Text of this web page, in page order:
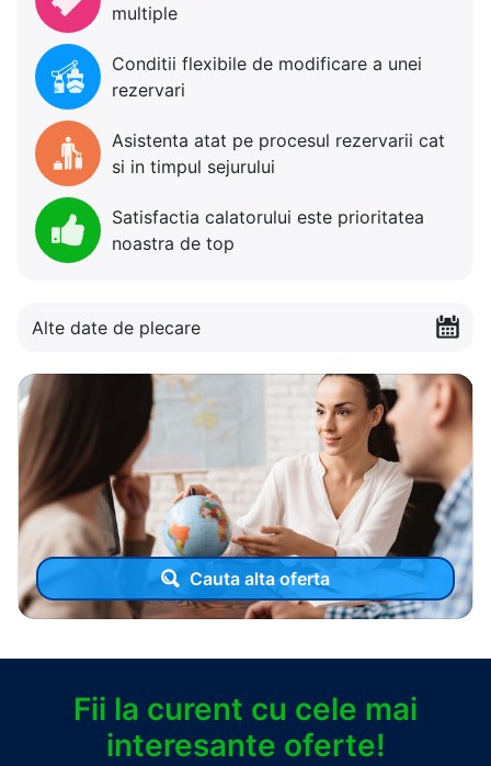
multiple
Conditii flexibile de modificare a unei
rezervari
Asistenta atat pe procesul rezervarii cat
si in timpul sejurului
Satisfactia calatorului este prioritatea
noastra de top
Alte date de plecare
Cauta alta oferta
Fii la curent cu cele mai
interesante oferte!